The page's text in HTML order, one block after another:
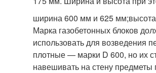
ширина 600 мм и 625
Марка газобетонных блоков
использовать для возведения
плотные — марки D 600, но их
навешивать на стену